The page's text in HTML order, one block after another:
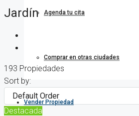
Agenda tu cita
Comprar en otras ciudades
Vender Propiedad
Jardín
193 Propiedades
Sort by:
Destacada